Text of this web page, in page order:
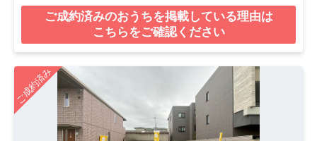
ご成約済みのおうちを掲載している理由は
こちらをご確認ください
ご成約済み